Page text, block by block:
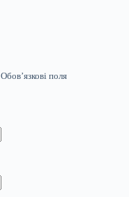
Обов’язкові поля